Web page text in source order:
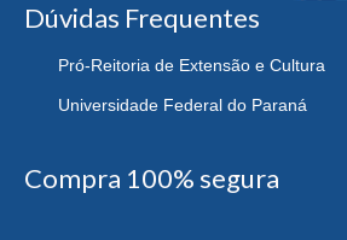
Dúvidas Frequentes
Pró-Reitoria de Extensão e Cultura
Universidade Federal do Paraná
Compra 100% segura